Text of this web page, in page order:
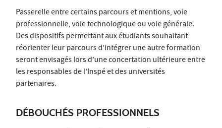
Passerelle entre certains parcours et mentions, voie
professionnelle, voie technologique ou voie générale.
Des dispositifs permettant aux étudiants souhaitant
réorienter leur parcours d’intégrer une autre formation
seront envisagés lors d’une concertation ultérieure entre
les responsables de l’Inspé et des universités
partenaires.
DÉBOUCHÉS PROFESSIONNELS